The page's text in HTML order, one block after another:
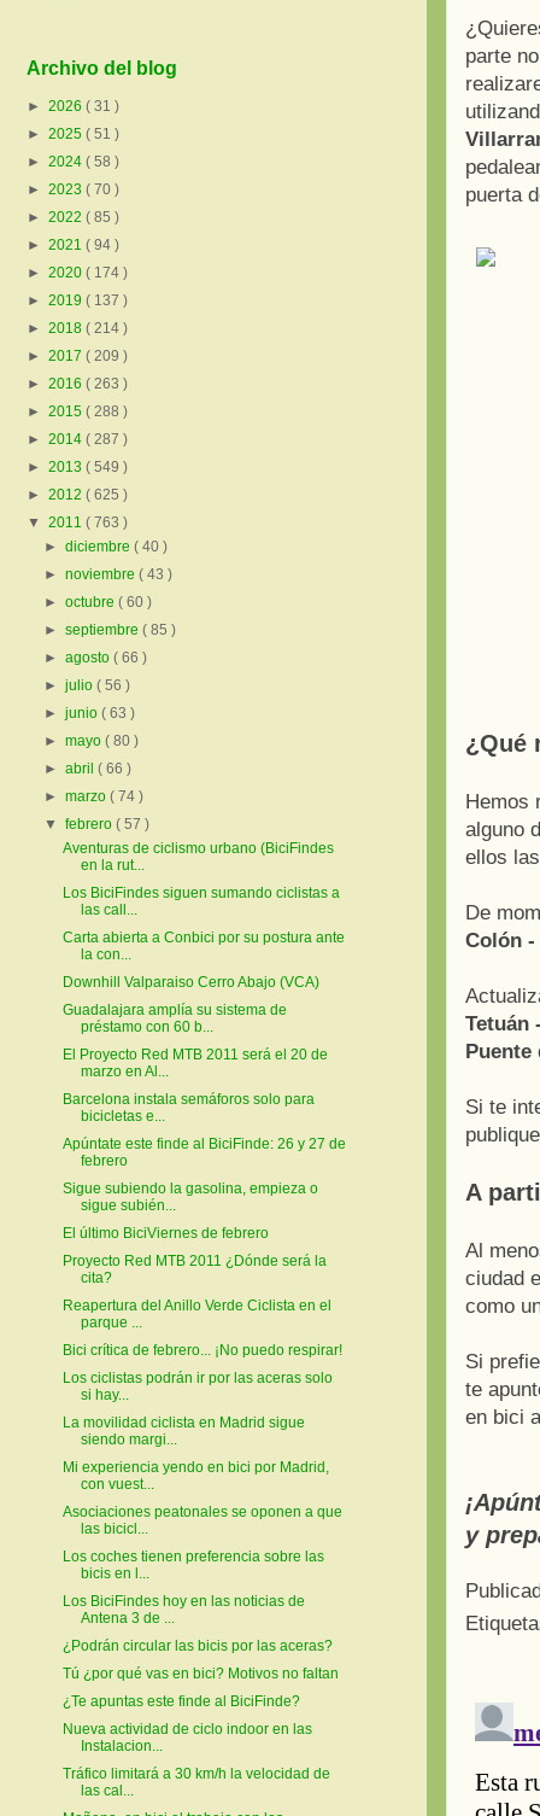
parte
puerta
¿Qué
Hemos
alguno
ellos
De
Colón
Tetuán
Puente
Si te
A
Al
ciudad
como
Si
te
en bici
y
Archivo del blog
► 2026 ( 31 )
► 2025 ( 51 )
► 2024 ( 58 )
► 2023 ( 70 )
► 2022 ( 85 )
► 2021 ( 94 )
► 2020 ( 174 )
► 2019 ( 137 )
► 2018 ( 214 )
► 2017 ( 209 )
► 2016 ( 263 )
► 2015 ( 288 )
► 2014 ( 287 )
► 2013 ( 549 )
► 2012 ( 625 )
▼ 2011 ( 763 )
►diciembre( 40 )
►noviembre( 43 )
►octubre( 60 )
►septiembre( 85 )
►agosto( 66 )
►julio( 56 )
►junio( 63 )
►mayo( 80 )
►abril( 66 )
►marzo( 74 )
▼febrero( 57 )
Aventuras de ciclismo urbano (BiciFindes
en la rut...
Los BiciFindes siguen sumando ciclistas a
las call...
Carta abierta a Conbici por su postura ante
la con...
Downhill Valparaiso Cerro Abajo (VCA)
Guadalajara amplía su sistema de
préstamo con 60 b...
El Proyecto Red MTB 2011 será el 20 de
marzo en Al...
Barcelona instala semáforos solo para
bicicletas e...
Apúntate este finde al BiciFinde: 26 y 27 de
febrero
Sigue subiendo la gasolina, empieza o
sigue subién...
El último BiciViernes de febrero
Proyecto Red MTB 2011 ¿Dónde será la
cita?
Reapertura del Anillo Verde Ciclista en el
parque ...
Bici crítica de febrero... ¡No puedo respirar!
Los ciclistas podrán ir por las aceras solo
si hay...
La movilidad ciclista en Madrid sigue
siendo margi...
Mi experiencia yendo en bici por Madrid,
con vuest...
Asociaciones peatonales se oponen a que
las bicicl...
Los coches tienen preferencia sobre las
bicis en l...
Los BiciFindes hoy en las noticias de
Antena 3 de ...
¿Podrán circular las bicis por las aceras?
Tú ¿por qué vas en bici? Motivos no faltan
¿Te apuntas este finde al BiciFinde?
Nueva actividad de ciclo indoor en las
Instalacion...
Tráfico limitará a 30 km/h la velocidad de
las cal...